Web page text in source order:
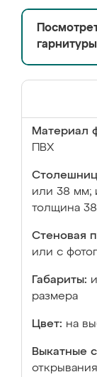
гарнитуры
Материал
ПВХ
или 38 мм;
толщина
Стеновая
или с
Габариты:
размера
Цвет: на
Выкатные